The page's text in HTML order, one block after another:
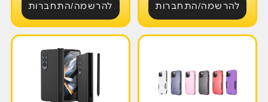
להרשמה/התחברות להרשמה/התחברות